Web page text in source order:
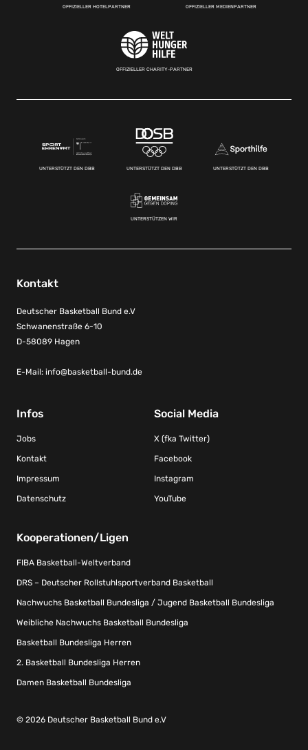
OFFIZIELLER HOTELPARTNER OFFIZIELLER MEDIENPARTNER
OFFIZIELLER CHARITY-PARTNER
UNTERSTÜTZT DEN DBB UNTERSTÜTZT DEN DBB UNTERSTÜTZT DEN DBB
UNTERSTÜTZEN WIR
Kontakt
Deutscher Basketball Bund e.V
Schwanenstraße 6-10
D-58089 Hagen
E-Mail: info@basketball-bund.de
Infos
Jobs
Kontakt
Impressum
Datenschutz
Social Media
X (fka Twitter)
Facebook
Instagram
YouTube
Kooperationen/Ligen
FIBA Basketball-Weltverband
DRS – Deutscher Rollstuhlsportverband Basketball
Nachwuchs Basketball Bundesliga / Jugend Basketball Bundesliga
Weibliche Nachwuchs Basketball Bundesliga
Basketball Bundesliga Herren
2. Basketball Bundesliga Herren
Damen Basketball Bundesliga
© 2026 Deutscher Basketball Bund e.V